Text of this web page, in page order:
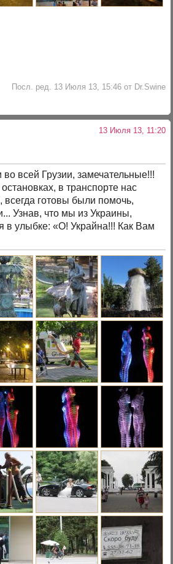
Посл. ред. 13 Июля 13, 15:46 от Dr.Swine
13 Июля 13, 11:20
всей Грузии, замечательные!!!
в транспорте нас
всегда готовы были помочь,
Узнав, что мы из Украины,
в улыбке: «О! Украйна!!! Как Вам